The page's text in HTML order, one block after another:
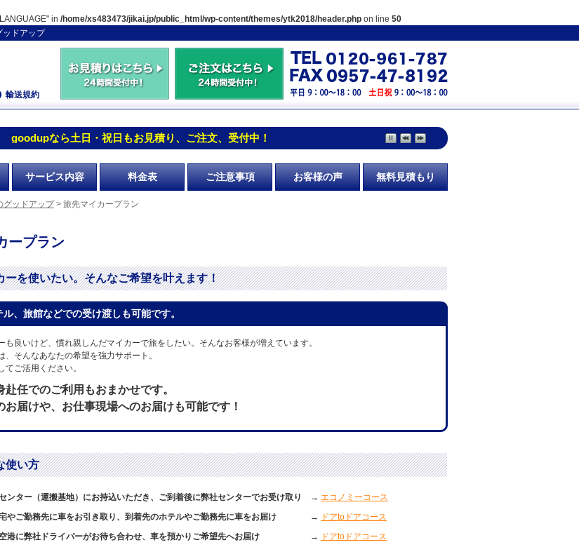
in /home/xs483473/jikai.jp/public_html/wp-content/themes/ytk2018/header.phpon line 50
ッドアップ
輸送規約
goodupなら土日・祝日もお見積り、ご注文、受付中！
サービス内容 料金表 ご注意事項 お客様の声 無料見積もり
グッドアップ> 旅先マイカープラン
ープラン
ーを使いたい。そんなご希望を叶えます！
、旅館などでの受け渡しも可能です。
も良いけど、慣れ親しんだマイカーで旅をしたい。そんなお客様が増えています。
、そんなあなたの希望を強力サポート。
てご活用ください。
赴任でのご利用もおまかせです。
お届けや、お仕事現場へのお届けも可能です！
使い方
ンター（運搬基地）にお持込いただき、ご到着後に弊社センターでお受け取り → エコノミーコース
やご勤務先に車をお引き取り、到着先のホテルやご勤務先に車をお届け
→
ドアtoドアコース
港に弊社ドライバーがお待ち合わせ、車を預かりご希望先へお届け
→
ドアtoドアコース